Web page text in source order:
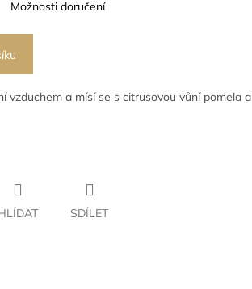
Možnosti doručení
vzduchem a mísí se s citrusovou vůní pomela a
SDÍLET